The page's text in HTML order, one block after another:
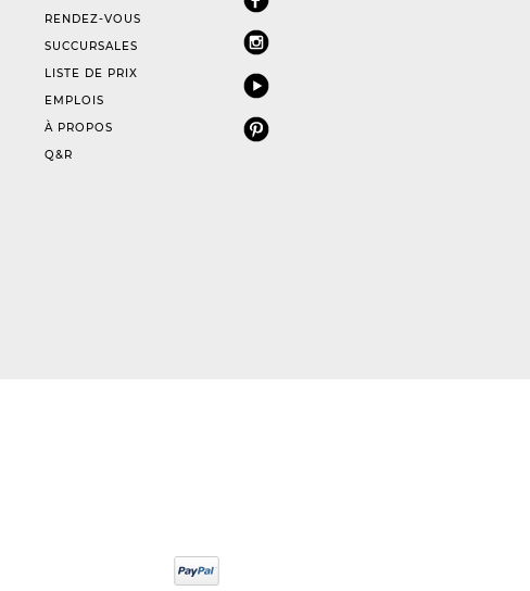
RENDEZ-VOUS
SUCCURSALES
LISTE DE PRIX
EMPLOIS
À PROPOS
Q&R